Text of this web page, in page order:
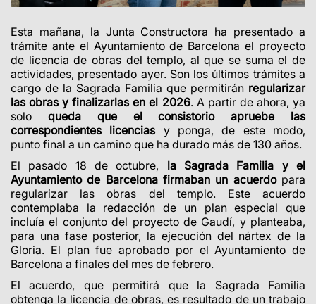
Esta mañana, la Junta Constructora ha presentado a
trámite ante el Ayuntamiento de Barcelona el proyecto
de licencia de obras del templo, al que se suma el de
actividades, presentado ayer. Son los últimos trámites a
cargo de la Sagrada Familia que permitirán regularizar
las obras y finalizarlas en el 2026. A partir de ahora, ya
solo queda que el consistorio apruebe las
correspondientes licenciasy ponga, de este modo,
punto final a un camino que ha durado más de 130 años.
El pasado 18 de octubre, la Sagrada Familia y el
Ayuntamiento de Barcelona firmaban un acuerdopara
regularizar las obras del templo. Este acuerdo
contemplaba la redacción de un plan especial que
incluía el conjunto del proyecto de Gaudí, y planteaba,
para una fase posterior, la ejecución del nártex de la
Gloria. El plan fue aprobado por el Ayuntamiento de
Barcelona a finales del mes de febrero.
El acuerdo, que permitirá que la Sagrada Familia
obtenga la licencia de obras, es resultado de un trabajo